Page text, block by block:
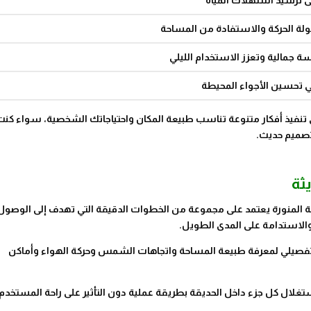
الحركة والاستفادة من المساحة
جمالية وتعزز الاستخدام الليلي
الأجواء المحيطة
أفكار متنوعة تناسب طبيعة المكان واحتياجاتك الشخصية، سواء
حديث.
المنورة يعتمد على مجموعة من الخطوات الدقيقة التي تهدف إلى
على المدى الطويل.
تفصيلي لمعرفة طبيعة المساحة واتجاهات الشمس وحركة الهواء وأماكن
كل جزء داخل الحديقة بطريقة عملية دون التأثير على راحة